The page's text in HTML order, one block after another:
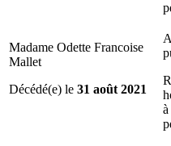
Madame Odette Francoise
Mallet
Décédé(e) le 31 août 2021
à